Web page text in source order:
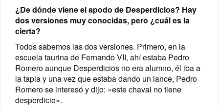
¿De dónde viene el apodo de Desperdicios? Hay
dos versiones muy conocidas, pero ¿cuál es la
cierta?
Todos sabemos las dos versiones. Primero, en la
escuela taurina de Fernando VII, ahí estaba Pedro
Romero aunque Desperdicios no era alumno, él iba a
la tapia y una vez que estaba dando un lance, Pedro
Romero se interesó y dijo: «este chaval no tiene
desperdicio».